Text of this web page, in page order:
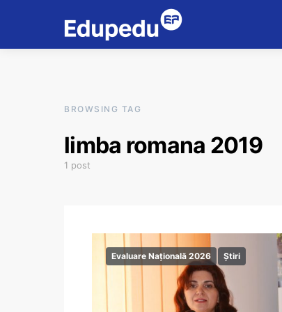
BROWSING TAG
limba romana 2019
1 post
Evaluare Națională 2026 Știri